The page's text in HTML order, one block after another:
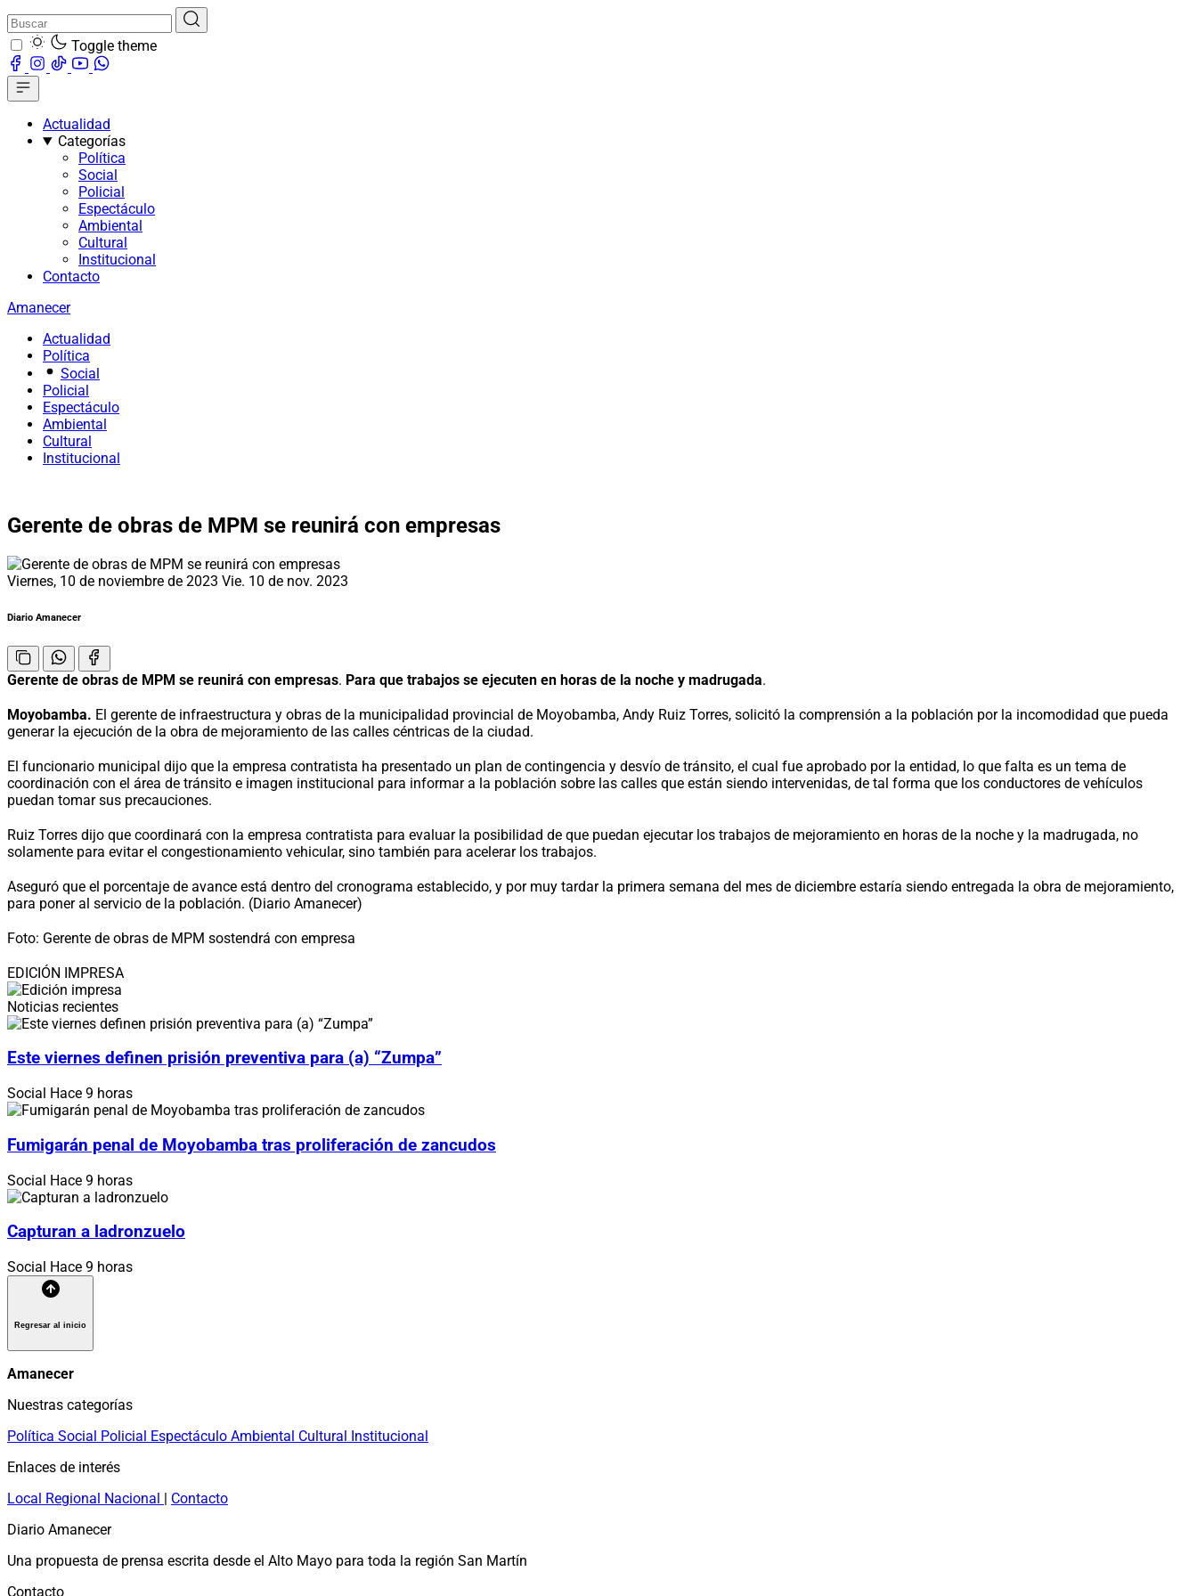
Toggle theme
Actualidad
Categorías
Política
Social
Policial
Espectáculo
Ambiental
Cultural
Institucional
Contacto
Amanecer
Actualidad
Política
Social
Policial
Espectáculo
Ambiental
Cultural
Institucional
Gerente de obras de MPM se reunirá con empresas
Viernes, 10 de noviembre de 2023 Vie. 10 de nov. 2023
Diario Amanecer
Gerente de obras de MPM se reunirá con empresas. Para que trabajos se ejecuten en horas de la noche y madrugada.
Moyobamba. El gerente de infraestructura y obras de la municipalidad provincial de Moyobamba, Andy Ruiz Torres, solicitó la comprensión a la población por la incomodidad que pueda
generar la ejecución de la obra de mejoramiento de las calles céntricas de la ciudad.
El funcionario municipal dijo que la empresa contratista ha presentado un plan de contingencia y desvío de tránsito, el cual fue aprobado por la entidad, lo que falta es un tema de
coordinación con el área de tránsito e imagen institucional para informar a la población sobre las calles que están siendo intervenidas, de tal forma que los conductores de vehículos
puedan tomar sus precauciones.
Ruiz Torres dijo que coordinará con la empresa contratista para evaluar la posibilidad de que puedan ejecutar los trabajos de mejoramiento en horas de la noche y la madrugada, no
solamente para evitar el congestionamiento vehicular, sino también para acelerar los trabajos.
Aseguró que el porcentaje de avance está dentro del cronograma establecido, y por muy tardar la primera semana del mes de diciembre estaría siendo entregada la obra de mejoramiento,
para poner al servicio de la población. (Diario Amanecer)
Foto: Gerente de obras de MPM sostendrá con empresa
EDICIÓN IMPRESA
Noticias recientes
Este viernes definen prisión preventiva para (a) “Zumpa”
Social Hace 9 horas
Fumigarán penal de Moyobamba tras proliferación de zancudos
Social Hace 9 horas
Capturan a ladronzuelo
Social Hace 9 horas
Regresar al inicio
Amanecer
Nuestras categorías
Política Social Policial Espectáculo Ambiental Cultural Institucional
Enlaces de interés
Local Regional Nacional | Contacto
Diario Amanecer
Una propuesta de prensa escrita desde el Alto Mayo para toda la región San Martín
Contacto